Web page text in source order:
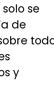
se
de
y